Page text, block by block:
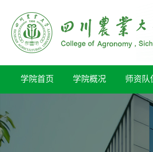
学院首页 学院概况 师资队